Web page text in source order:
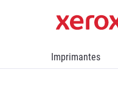
Imprimantes